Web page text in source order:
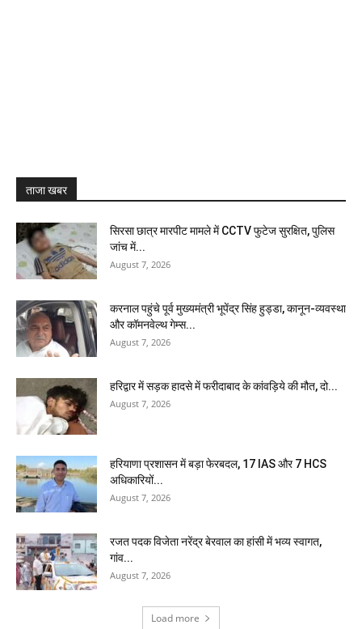
ताजा खबर
सिरसा छात्र मारपीट मामले में CCTV फुटेज सुरक्षित, पुलिस
जांच में...
August 7, 2026
करनाल पहुंचे पूर्व मुख्यमंत्री भूपेंद्र सिंह हुड्डा, कानून-व्यवस्था
और कॉमनवेल्थ गेम्स...
August 7, 2026
हरिद्वार में सड़क हादसे में फरीदाबाद के कांवड़िये की मौत, दो...
August 7, 2026
हरियाणा प्रशासन में बड़ा फेरबदल, 17 IAS और 7 HCS
अधिकारियों...
August 7, 2026
रजत पदक विजेता नरेंद्र बेरवाल का हांसी में भव्य स्वागत,
गांव...
August 7, 2026
Load more